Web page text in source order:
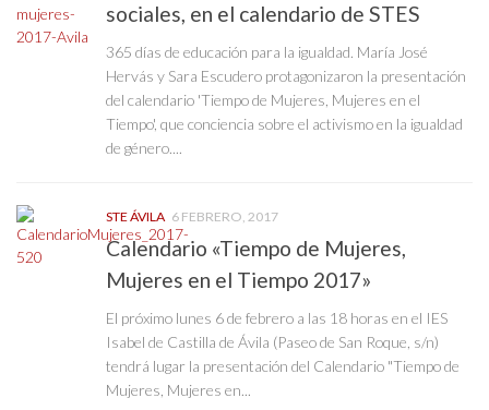
sociales, en el calendario de STES
365 días de educación para la igualdad. María José
Hervás y Sara Escudero protagonizaron la presentación
del calendario 'Tiempo de Mujeres, Mujeres en el
Tiempo', que conciencia sobre el activismo en la igualdad
de género....
STE ÁVILA 6 FEBRERO, 2017
Calendario «Tiempo de Mujeres,
Mujeres en el Tiempo 2017»
El próximo lunes 6 de febrero a las 18 horas en el IES
Isabel de Castilla de Ávila (Paseo de San Roque, s/n)
tendrá lugar la presentación del Calendario "Tiempo de
Mujeres, Mujeres en...